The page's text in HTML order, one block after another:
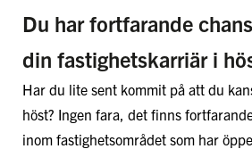
Du har fortfarande
din fastighetskarriär i
Har du lite sent kommit på att du
höst? Ingen fara, det finns
inom fastighetsområdet som har